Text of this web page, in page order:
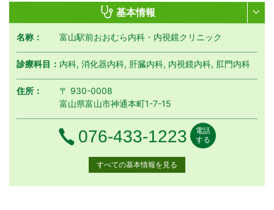
基本情報
名称： 富山駅前おおむら内科・内視鏡クリニック
診療科目： 内科, 消化器内科, 肝臓内科, 内視鏡内科, 肛門内科
住所：
〒 930-0008
富山県富山市神通本町1-7-15
電話番号
076-433-1223
電話
する
すべての基本情報を見る